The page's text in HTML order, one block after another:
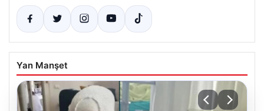
Yan Manşet